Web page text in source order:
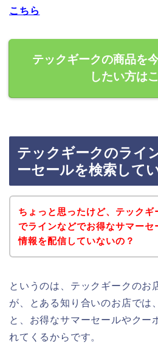
こちら
テックギークの商品を
したい方は
テックギークのライ
ーセールを検索して
ちょっと思ったけど、テックギ
でラインなどでお得なサマーセ
情報を配信していないの？
というのは、テックギークのお
が、とある知り合いのお店では
と、お得なサマーセールやクー
れてくるからです。